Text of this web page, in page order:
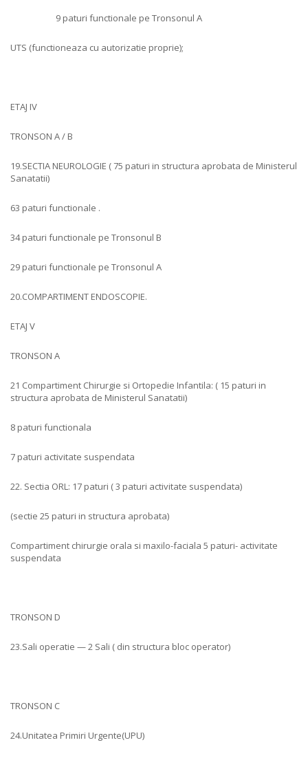
9 paturi functionale pe Tronsonul A
UTS (functioneaza cu autorizatie proprie);
ETAJ IV
TRONSON A / B
19.SECTIA NEUROLOGIE ( 75 paturi in structura aprobata de Ministerul
Sanatatii)
63 paturi functionale .
34 paturi functionale pe Tronsonul B
29 paturi functionale pe Tronsonul A
20.COMPARTIMENT ENDOSCOPIE.
ETAJ V
TRONSON A
21 Compartiment Chirurgie si Ortopedie Infantila: ( 15 paturi in
structura aprobata de Ministerul Sanatatii)
8 paturi functionala
7 paturi activitate suspendata
22. Sectia ORL: 17 paturi ( 3 paturi activitate suspendata)
(sectie 25 paturi in structura aprobata)
Compartiment chirurgie orala si maxilo-faciala 5 paturi- activitate
suspendata
TRONSON D
23.Sali operatie — 2 Sali ( din structura bloc operator)
TRONSON C
24.Unitatea Primiri Urgente(UPU)